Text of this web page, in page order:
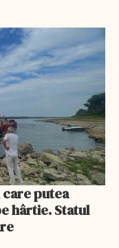
putea
hârtie. Statul